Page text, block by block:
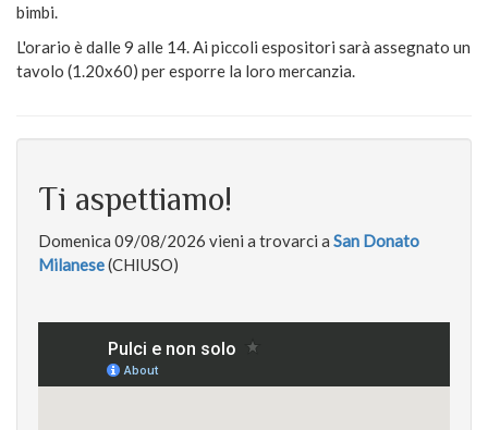
bimbi.
L'orario è dalle 9 alle 14. Ai piccoli espositori sarà assegnato un
tavolo (1.20x60) per esporre la loro mercanzia.
Ti aspettiamo!
Domenica 09/08/2026 vieni a trovarci a San Donato
Milanese(CHIUSO)